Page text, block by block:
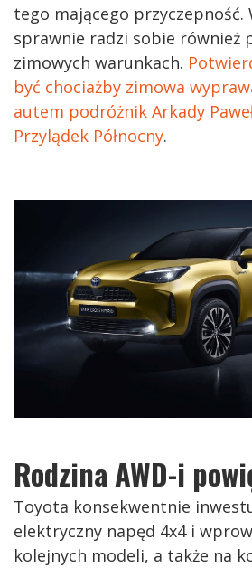
tego mającego przyczepność.
sprawnie radzi sobie również
zimowych warunkach.
być chociażby zimowa
autem podróżnik Arkady
Przylądek Północny.
Rodzina AWD-i
Toyota konsekwentnie
elektryczny napęd 4x4 i
kolejnych modeli, a także na